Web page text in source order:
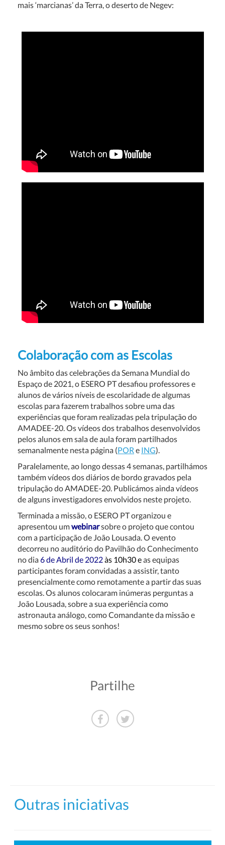
mais ‘marcianas’ da Terra, o deserto de Negev:
Colaboração com as Escolas
No âmbito das celebrações da Semana Mundial do
Espaço de 2021, o ESERO PT desafiou professores e
alunos de vários níveis de escolaridade de algumas
escolas para fazerem trabalhos sobre uma das
experiências que foram realizadas pela tripulação do
AMADEE-20. Os vídeos dos trabalhos desenvolvidos
pelos alunos em sala de aula foram partilhados
semanalmente nesta página (POR e ING).
Paralelamente, ao longo dessas 4 semanas, partilhámos
também vídeos dos diários de bordo gravados pela
tripulação do AMADEE-20. Publicámos ainda vídeos
de alguns investigadores envolvidos neste projeto.
Terminada a missão, o ESERO PT organizou e
apresentou umwebinarsobre o projeto que contou
com a participação de João Lousada. O evento
decorreu no auditório do Pavilhão do Conhecimento
no dia 6 de Abril de 2022às 10h30eas equipas
participantes foram convidadas a assistir, tanto
presencialmente como remotamente a partir das suas
escolas. Os alunos colocaram inúmeras perguntas a
João Lousada, sobre a sua experiência como
astronauta análogo, como Comandante da missão e
mesmo sobre os seus sonhos!
Partilhe
Outras iniciativas